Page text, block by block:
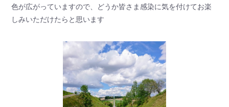
色が広がっていますので、どうか皆さま感染に気を付けてお楽
しみいただけたらと思います